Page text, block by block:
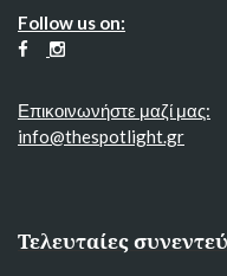
Follow us on:
Επικοινωνήστε μαζί μας:
info@thespotlight.gr
Τελευταίες